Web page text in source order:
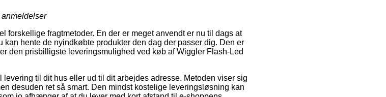
anmeldelser
forskellige fragtmetoder. En der er meget anvendt er nu til dags at
kan hente de nyindkøbte produkter den dag der passer dig. Den er
den prisbilligste leveringsmulighed ved køb af Wiggler Flash-Led
til dit hus eller ud til dit arbejdes adresse. Metoden viser sig
desuden ret så smart. Den mindst kostelige leveringsløsning kan